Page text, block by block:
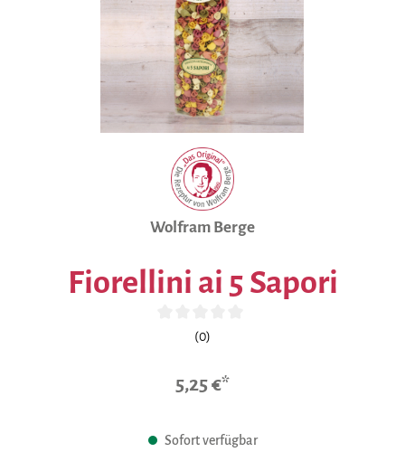
Wolfram Berge
Fiorellini ai 5 Sapori
Durchschnittliche Bewertung von 0 von 5 Sternen
(0)
5,25 €*
Sofort verfügbar